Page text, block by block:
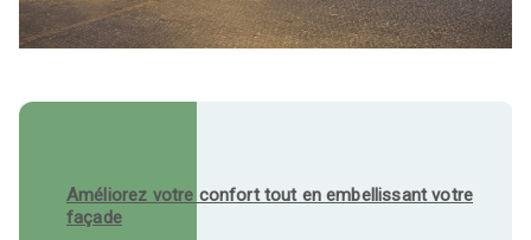
Améliorez votre confort tout en embellissant votre
façade